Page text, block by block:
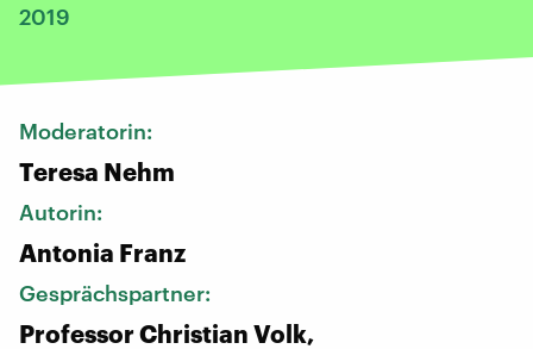
2019
Moderatorin:
Teresa Nehm
Autorin:
Antonia Franz
Gesprächspartner:
Professor Christian Volk,